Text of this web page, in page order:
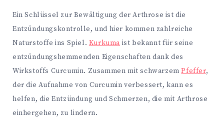
Ein Schlüssel zur Bewältigung der Arthrose ist die
Entzündungskontrolle, und hier kommen zahlreiche
Naturstoffe ins Spiel. Kurkuma ist bekannt für seine
entzündungshemmenden Eigenschaften dank des
Wirkstoffs Curcumin. Zusammen mit schwarzemPfeffer,
der die Aufnahme von Curcumin verbessert, kann es
helfen, die Entzündung und Schmerzen, die mit Arthrose
einhergehen, zu lindern.